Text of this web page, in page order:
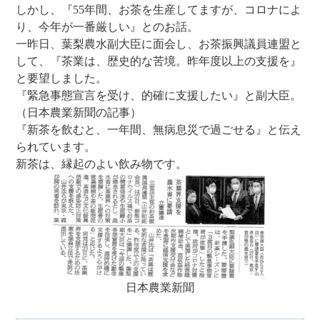
しかし、『55年間、お茶を生産してますが、コロナによ
り、今年が一番厳しい』とのお話。
一昨日、葉梨農水副大臣に面会し、お茶振興議員連盟と
して、『茶業は、歴史的な苦境。昨年度以上の支援を』
と要望しました。
『緊急事態宣言を受け、的確に支援したい』と副大臣。
（日本農業新聞の記事）
『新茶を飲むと、一年間、無病息災で過ごせる』と伝え
られています。
新茶は、縁起のよい飲み物です。
日本農業新聞